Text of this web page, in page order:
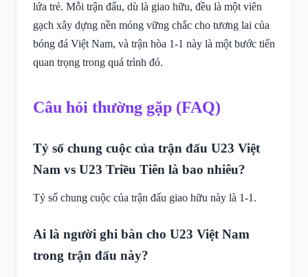
lứa trẻ. Mỗi trận đấu, dù là giao hữu, đều là một viên
gạch xây dựng nền móng vững chắc cho tương lai của
bóng đá Việt Nam, và trận hòa 1-1 này là một bước tiến
quan trọng trong quá trình đó.
Câu hỏi thường gặp (FAQ)
Tỷ số chung cuộc của trận đấu U23 Việt
Nam vs U23 Triều Tiên là bao nhiêu?
Tỷ số chung cuộc của trận đấu giao hữu này là 1-1.
Ai là người ghi bàn cho U23 Việt Nam
trong trận đấu này?